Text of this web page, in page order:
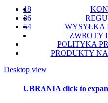
18
36
54
WYSYŁKA
ZWROTY
POLITYKA
PRODUKTY
Desktop view
UBRANIA click to